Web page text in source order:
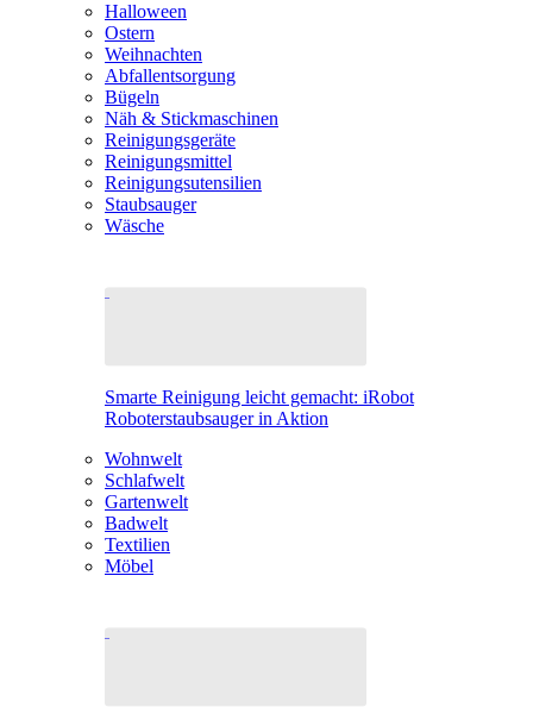
Halloween
Ostern
Weihnachten
Abfallentsorgung
Bügeln
Näh & Stickmaschinen
Reinigungsgeräte
Reinigungsmittel
Reinigungsutensilien
Staubsauger
Wäsche
Smarte Reinigung leicht gemacht: iRobot
Roboterstaubsauger in Aktion
Wohnwelt
Schlafwelt
Gartenwelt
Badwelt
Textilien
Möbel